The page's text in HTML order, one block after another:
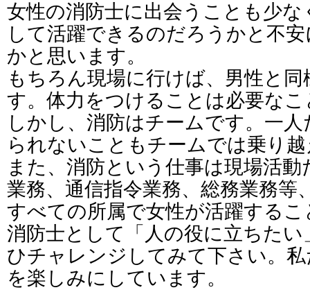
女性の消防士に出会うことも少
して活躍できるのだろうかと不
かと思います。
もちろん現場に行けば、男性と
す。体力をつけることは必要な
しかし、消防はチームです。一
られないこともチームでは乗り
また、消防という仕事は現場活
業務、通信指令業務、総務業務等
すべての所属で女性が活躍する
消防士として「人の役に立ちた
ひチャレンジしてみて下さい。
を楽しみにしています。